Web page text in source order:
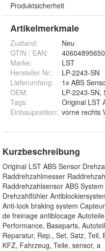
Produktsicherheit
Artikelmerkmale
Zustand:
Neu
GTIN / EAN:
Marke:
LST
Hersteller Nr.:
LP-2243-SN
Lieferumfang:
1x ABS
OEM:
LP-2243-
Tags:
Original LST
Einbauposition: vorne rechts
Kurzbeschreibung
Original LST ABS Sensor
Raddrehzahlmesser
Raddrehzahlsensor ABS
Drehzahlfühler
Anti-lock braking system
de freinage antiblocage
Performance, Baseparts,
Reparatur, Rep., Set, Satz, Teil,
KFZ, Fahrzeug, Teile, sensor, a